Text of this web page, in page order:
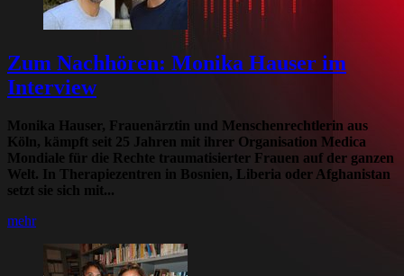
Zum Nachhören: Monika Hauser im
Interview
Monika Hauser, Frauenärztin und Menschenrechtlerin aus
Köln, kämpft seit 25 Jahren mit ihrer Organisation Medica
Mondiale für die Rechte traumatisierter Frauen auf der ganzen
Welt. In Therapiezentren in Bosnien, Liberia oder Afghanistan
setzt sie sich mit...
mehr